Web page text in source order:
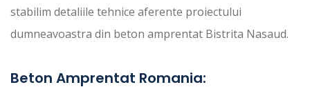
stabilim detaliile tehnice aferente proiectului
dumneavoastra din beton amprentat Bistrita Nasaud.
Beton Amprentat Romania: